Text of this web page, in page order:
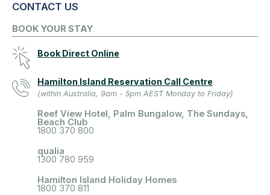
CONTACT US
BOOK YOUR STAY
Book Direct Online
Hamilton Island Reservation Call Centre
(within Australia, 9am - 5pm AEST Monday to Friday)
Reef View Hotel, Palm Bungalow, The Sundays,
Beach Club
1800 370 800
qualia
1300 780 959
Hamilton Island Holiday Homes
1800 370 811